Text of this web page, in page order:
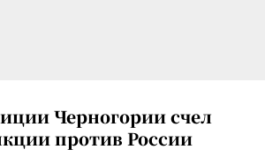
Черногории счел
против России